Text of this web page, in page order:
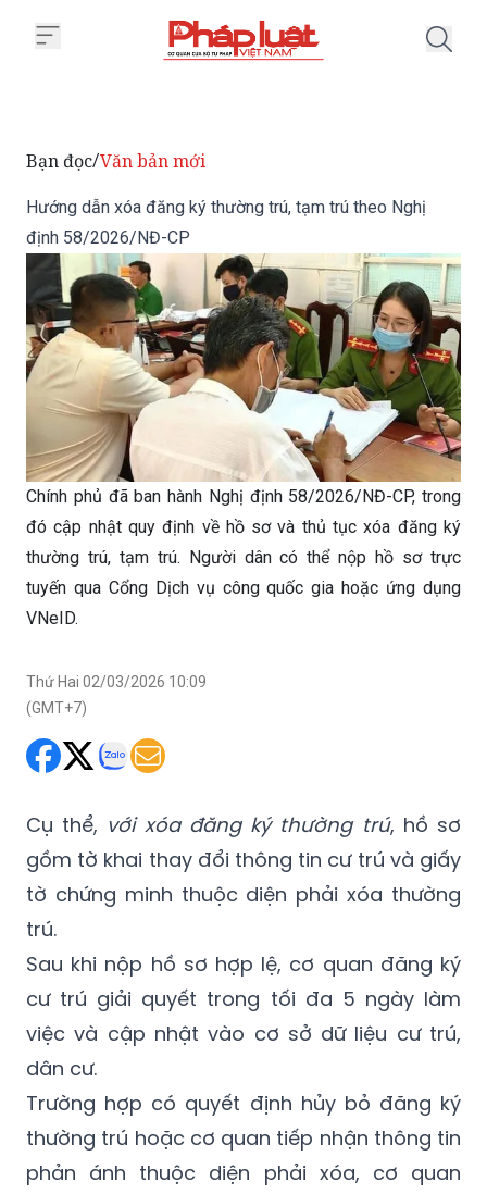
Bạn đọc/Văn bản mới
Hướng dẫn xóa đăng ký thường trú, tạm trú theo Nghị
định 58/2026/NĐ-CP
Chính phủ đã ban hành Nghị định 58/2026/NĐ-CP, trong
đó cập nhật quy định về hồ sơ và thủ tục xóa đăng ký
VNeID.
Thứ Hai 02/03/2026 10:09
Cụ thể,với xóa đăng ký thường trú , hồ sơ
gồm tờ khai thay đổi thông tin cư trú và giấy
tờ chứng minh thuộc diện phải xóa thường
trú.
Sau khi nộp hồ sơ hợp lệ, cơ quan đăng ký
cư trú giải quyết trong tối đa 5 ngày làm
việc và cập nhật vào cơ sở dữ liệu cư trú,
dân cư.
Trường hợp có quyết định hủy bỏ đăng ký